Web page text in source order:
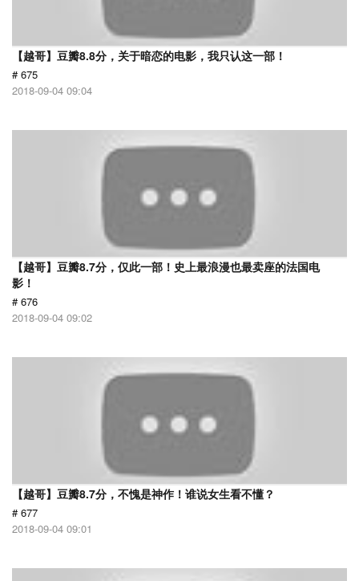
【越哥】豆瓣8.8分，关于暗恋的电影，我只认这一部！
# 675
2018-09-04 09:04
【越哥】豆瓣8.7分，仅此一部！史上最浪漫也最卖座的法国电
影！
# 676
2018-09-04 09:02
【越哥】豆瓣8.7分，不愧是神作！谁说女生看不懂？
# 677
2018-09-04 09:01